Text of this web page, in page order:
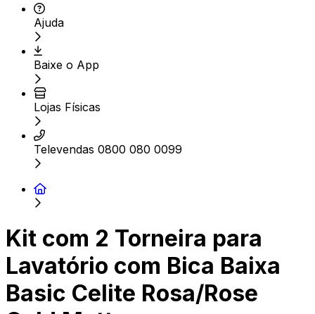
Ajuda
Baixe o App
Lojas Físicas
Televendas 0800 080 0099
Kit com 2 Torneira para
Lavatório com Bica Baixa
Basic Celite Rosa/Rose